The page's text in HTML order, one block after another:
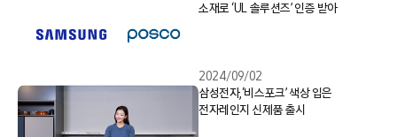
소재로 ‘UL 솔루션즈’ 인증 받아
2024/09/02
삼성전자,‘비스포크’ 색상 입은
전자레인지 신제품 출시